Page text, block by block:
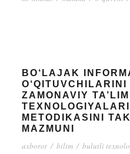
BO‘LAJAK
ZAMONAVIY TA’LIM
METODIKASINI
MAZMUNI
axborot / bilim / bulutli